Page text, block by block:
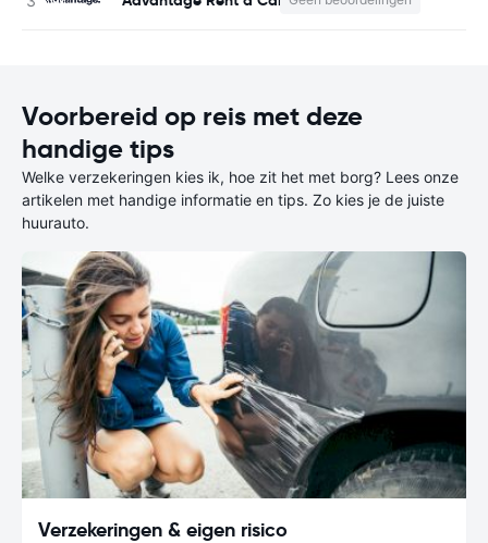
Voorbereid op reis met deze
handige tips
Welke verzekeringen kies ik, hoe zit het met borg? Lees onze
artikelen met handige informatie en tips. Zo kies je de juiste
huurauto.
Verzekeringen & eigen risico